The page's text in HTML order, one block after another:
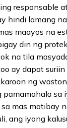
responsable
hindi lamang
maayos na
din ng
na tila
ay dapat
ng
pamamahala sa
mas matibay
ang iyong